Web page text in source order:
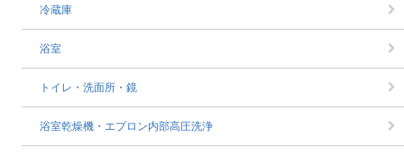
冷蔵庫
浴室
トイレ・洗面所・鏡
浴室乾燥機・エプロン内部高圧洗浄